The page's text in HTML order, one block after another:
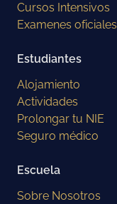
Cursos Intensivos
Examenes oficiales
Estudiantes
Alojamiento
Actividades
Prolongar tu NIE
Seguro médico
Escuela
Sobre Nosotros